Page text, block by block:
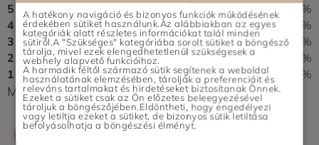
5
0%
4
0%
3
0%
2
0%
1
0%
Még nem érkezett értékelés. Légy Te az első!
ÉRTÉKELÉS ÍRÁSA
A hatékony navigáció és bizonyos funkciók működésének
érdekében sütiket használunk.Az alábbiakban az egyes
kategóriák alatt részletes információkat talál minden
sütiről.A "Szükséges" kategóriába sorolt sütiket a böngésző
tárolja, mivel ezek elengedhetetlenül szükségesek a
webhely alapvető funkcióihoz.
A harmadik féltől származó sütik segítenek a weboldal
használatának elemzésében, tárolják a preferenciáit és
releváns tartalmakat és hirdetéseket biztosítanak Önnek.
Ezeket a sütiket csak az Ön előzetes beleegyezésével
tároljuk a böngészőjében.Eldöntheti, hogy engedélyezi
vagy letiltja ezeket a sütiket, de bizonyos sütik letiltása
befolyásolhatja a böngészési élményt.